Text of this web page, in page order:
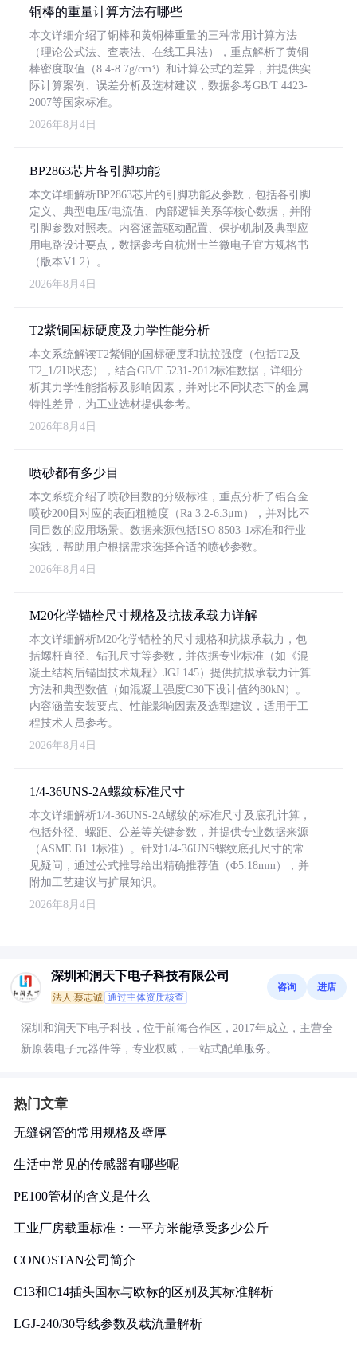
铜棒的重量计算方法有哪些
本文详细介绍了铜棒和黄铜棒重量的三种常用计算方法
（理论公式法、查表法、在线工具法），重点解析了黄铜
棒密度取值（8.4-8.7g/cm³）和计算公式的差异，并提供实
际计算案例、误差分析及选材建议，数据参考GB/T 4423-
2007等国家标准。
2026年8月4日
BP2863芯片各引脚功能
本文详细解析BP2863芯片的引脚功能及参数，包括各引脚
定义、典型电压/电流值、内部逻辑关系等核心数据，并附
引脚参数对照表。内容涵盖驱动配置、保护机制及典型应
用电路设计要点，数据参考自杭州士兰微电子官方规格书
（版本V1.2）。
2026年8月4日
T2紫铜国标硬度及力学性能分析
本文系统解读T2紫铜的国标硬度和抗拉强度（包括T2及
T2_1/2H状态），结合GB/T 5231-2012标准数据，详细分
析其力学性能指标及影响因素，并对比不同状态下的金属
特性差异，为工业选材提供参考。
2026年8月4日
喷砂都有多少目
本文系统介绍了喷砂目数的分级标准，重点分析了铝合金
喷砂200目对应的表面粗糙度（Ra 3.2-6.3μm），并对比不
同目数的应用场景。数据来源包括ISO 8503-1标准和行业
实践，帮助用户根据需求选择合适的喷砂参数。
2026年8月4日
M20化学锚栓尺寸规格及抗拔承载力详解
本文详细解析M20化学锚栓的尺寸规格和抗拔承载力，包
括螺杆直径、钻孔尺寸等参数，并依据专业标准（如《混
凝土结构后锚固技术规程》JGJ 145）提供抗拔承载力计算
方法和典型数值（如混凝土强度C30下设计值约80kN）。
内容涵盖安装要点、性能影响因素及选型建议，适用于工
程技术人员参考。
2026年8月4日
1/4-36UNS-2A螺纹标准尺寸
本文详细解析1/4-36UNS-2A螺纹的标准尺寸及底孔计算，
包括外径、螺距、公差等关键参数，并提供专业数据来源
（ASME B1.1标准）。针对1/4-36UNS螺纹底孔尺寸的常
见疑问，通过公式推导给出精确推荐值（Φ5.18mm），并
附加工艺建议与扩展知识。
2026年8月4日
深圳和润天下电子科技有限公司
法人:蔡志诚 通过主体资质核查
咨询 进店
深圳和润天下电子科技，位于前海合作区，2017年成立，主营全
新原装电子元器件等，专业权威，一站式配单服务。
热门文章
无缝钢管的常用规格及壁厚
生活中常见的传感器有哪些呢
PE100管材的含义是什么
工业厂房载重标准：一平方米能承受多少公斤
CONOSTAN公司简介
C13和C14插头国标与欧标的区别及其标准解析
LGJ-240/30导线参数及载流量解析